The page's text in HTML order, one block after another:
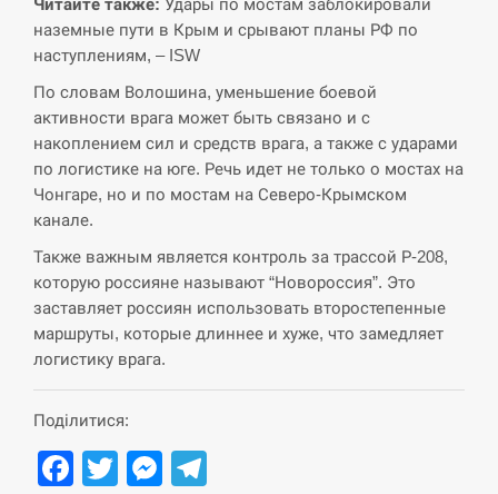
СЕРПЕНЬ
12:53
США обсуждают лицензии на Patriot для
Украины, несмотря на сомнения…
СЕРПЕНЬ
Латвія готова направити до 20 військових для
розблокування Ормузької протоки
СЕРПЕНЬ
12:23
Силы обороны поразили российскую
СЕРПЕНЬ
У США зафіксували рекордний спалах
наземные пути в Крым и срывают планы РФ по
наступлениям, – ISW
По словам Волошина, уменьшение боевой
активности врага может быть связано и с
накоплением сил и средств врага, а также с ударами
по логистике на юге. Речь идет не только о мостах на
Чонгаре, но и по мостам на Северо-Крымском
канале.
Также важным является контроль за трассой Р-208,
которую россияне называют “Новороссия”. Это
заставляет россиян использовать второстепенные
маршруты, которые длиннее и хуже, что замедляет
логистику врага.
Поділитися:
Facebook
TwitterMessenger